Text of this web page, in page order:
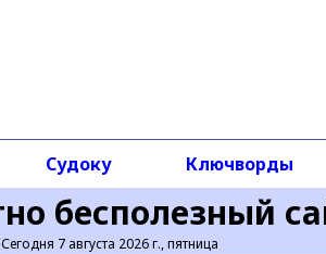
бесполезный
Сегодня 7 августа 2026 г., пятница
Судоку Ключворды